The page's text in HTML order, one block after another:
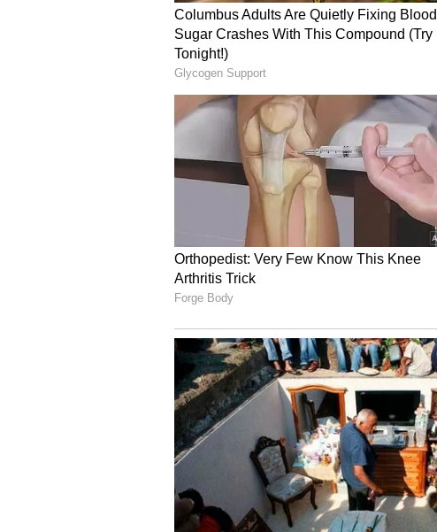
ABOUT THE AUTHOR
AR
Aithagoni Raju
జర్నలిజంలో 13ఏళ్ల అనుభవం ఉంది.
ప్రముఖ సంస్థల్లో వర్క్ చేశారు. ప్రపంచ సినిమాని
గుర్తింపుని తెచ్చిపెట్టాయి. ప్రస్తుతం
ఎడిటర్‌గానే రిపోర్టర్ గా సినిమా ఫీల్డ్
సంబంధించి ఆసక్తికర కథనాలను, సినీ
రాయడంలో మంచి పట్టు ఉంది. క్వాలిటీ
తనవంతు కృషి చేస్తున్నారు.
తెలుగు సినిమా ఏషియానెట్ న్యూస్ వినోదం